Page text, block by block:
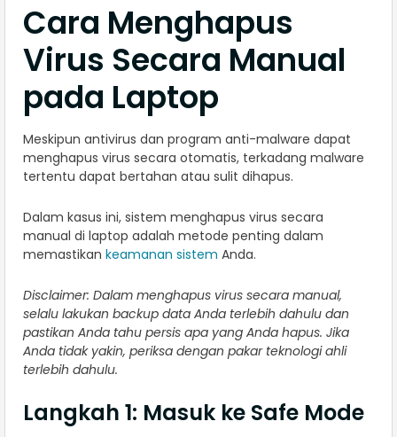
Cara Menghapus
Virus Secara Manual
pada Laptop
Meskipun antivirus dan program anti-malware dapat
menghapus virus secara otomatis, terkadang malware
tertentu dapat bertahan atau sulit dihapus.
Dalam kasus ini, sistem menghapus virus secara
manual di laptop adalah metode penting dalam
memastikan keamanan sistem Anda.
Disclaimer: Dalam menghapus virus secara manual,
selalu lakukan backup data Anda terlebih dahulu dan
pastikan Anda tahu persis apa yang Anda hapus. Jika
Anda tidak yakin, periksa dengan pakar teknologi ahli
terlebih dahulu.
Langkah 1: Masuk ke Safe Mode